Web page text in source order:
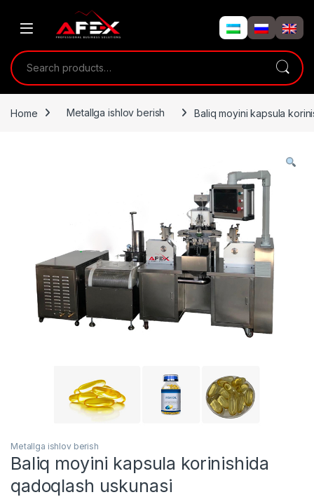
Search for:
Home Metallga ishlov berish Baliq moyini kapsula
Metallga ishlov berish
Baliq moyini kapsula korinishida
qadoqlash uskunasi